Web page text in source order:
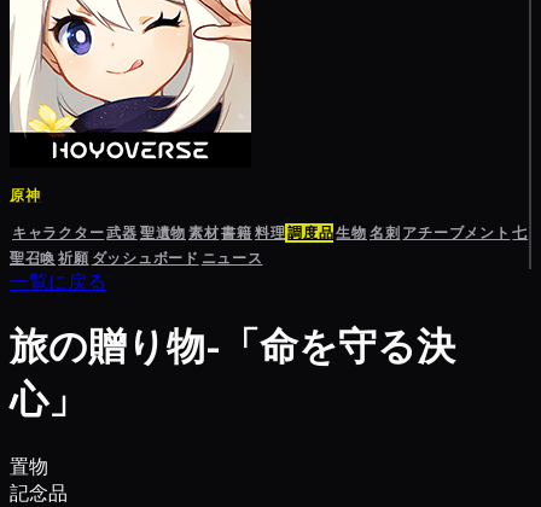
原神
キャラクター武器聖遺物素材書籍料理調度品生物名刺 アチーブメント 七
聖召喚祈願 ダッシュボード ニュース
一覧に戻る
旅の贈り物-「命を守る決
心」
置物
記念品